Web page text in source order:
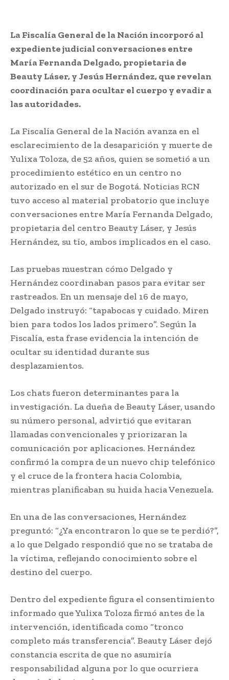
La Fiscalía General de la Nación incorporó al
expediente judicial conversaciones entre
María Fernanda Delgado, propietaria de
Beauty Láser, y Jesús Hernández, que revelan
coordinación para ocultar el cuerpo y evadir a
las autoridades.
La Fiscalía General de la Nación avanza en el
esclarecimiento de la desaparición y muerte de
Yulixa Toloza, de 52 años, quien se sometió a un
procedimiento estético en un centro no
autorizado en el sur de Bogotá. Noticias RCN
tuvo acceso al material probatorio que incluye
conversaciones entre María Fernanda Delgado,
propietaria del centro Beauty Láser, y Jesús
Hernández, su tío, ambos implicados en el caso.
Las pruebas muestran cómo Delgado y
Hernández coordinaban pasos para evitar ser
rastreados. En un mensaje del 16 de mayo,
Delgado instruyó: “tapabocas y cuidado. Miren
bien para todos los lados primero”. Según la
Fiscalía, esta frase evidencia la intención de
ocultar su identidad durante sus
desplazamientos.
Los chats fueron determinantes para la
investigación. La dueña de Beauty Láser, usando
su número personal, advirtió que evitaran
llamadas convencionales y priorizaran la
comunicación por aplicaciones. Hernández
confirmó la compra de un nuevo chip telefónico
y el cruce de la frontera hacia Colombia,
mientras planificaban su huida hacia Venezuela.
En una de las conversaciones, Hernández
preguntó: “¿Ya encontraron lo que se te perdió?”,
a lo que Delgado respondió que no se trataba de
la víctima, reflejando conocimiento sobre el
destino del cuerpo.
Dentro del expediente figura el consentimiento
informado que Yulixa Toloza firmó antes de la
intervención, identificada como “tronco
completo más transferencia”. Beauty Láser dejó
constancia escrita de que no asumiría
responsabilidad alguna por lo que ocurriera